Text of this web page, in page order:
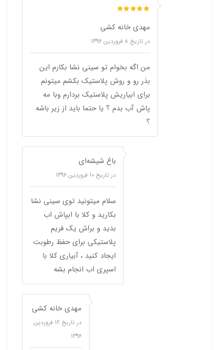
مهدی خانه کشی
در تاریخ 8 فروردین 1396
من اگه بخوام تو سینی نشا بکارم این
بذر رو و روش پلاستیک بکشم میتونم
برای ابیاریش پلاستیک بردارم وبا مه
پاش آب بدم ؟ یا حتما باید از زیر باشه
؟
باغ شیشه‌ای
در تاریخ 10 فروردین 1396
سلام میتونید توی سینی نشا
بکارید و کلا با ابپاش اب
بدید و براش یک فریم
پلاستیکی برای حفظ رطوبت
ایجاد کنید ، آبیاری کلا با
اسپری اب انجام بشه
مهدی خانه کشی
در تاریخ
12 فروردین
1396